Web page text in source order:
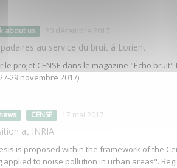
about us 20 décembre 2017
au service du bruit à Lorient
le projet CENSE dans le magazine "Écho
29 novembre 2017)
CENSE 17 mai 2017
at INRIA
is proposed within the framework of the
applied to noise pollution in urban areas".